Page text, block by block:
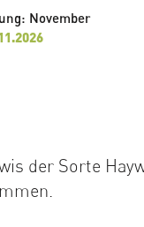
November
der Sorte